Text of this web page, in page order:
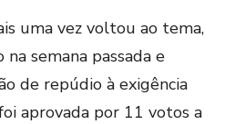
uma vez voltou ao tema,
semana passada e
de repúdio à exigência
aprovada por 11 votos a